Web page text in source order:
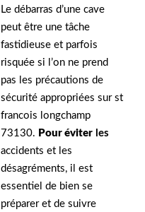
Le débarras d’une cave
peut être une tâche
fastidieuse et parfois
risquée si l’on ne prend
pas les précautions de
sécurité appropriées sur st
francois longchamp
73130. Pour éviter les
accidents et les
désagréments, il est
essentiel de bien se
préparer et de suivre